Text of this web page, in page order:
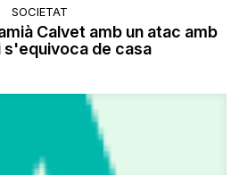
SOCIETAT
Calvet amb un atac amb
s'equivoca de casa